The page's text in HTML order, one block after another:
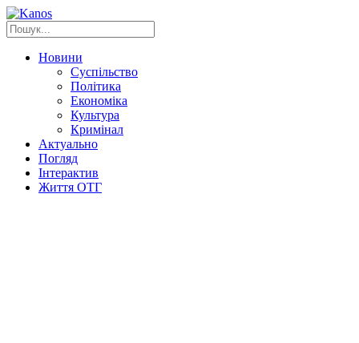
Новини
Суспільство
Політика
Економіка
Культура
Кримінал
Актуально
Погляд
Інтерактив
Життя ОТГ